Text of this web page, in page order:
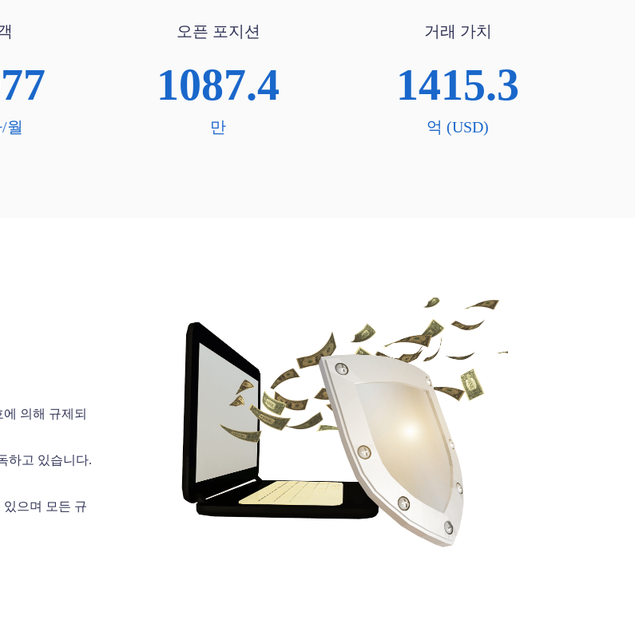
오픈 포지션 거래 가치
1087.4 1415.3
월 만 억 (USD)
의해 규제되
하고 있습니다.
있으며 모든 규